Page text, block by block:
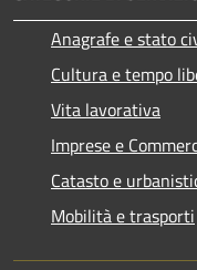
Anagrafe e stato
Cultura e tempo
Vita lavorativa
Imprese e
Catasto e
Mobilità e trasporti